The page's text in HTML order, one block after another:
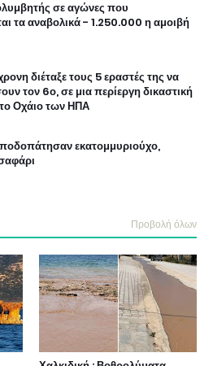
σε αγώνες που
τα αναβολικά - 1.250.000 η αμοιβή
διέταξε τους 5 εραστές της να
τον 6ο, σε μια περίεργη δικαστική
Οχάιο των ΗΠΑ
εκατομμυριούχο,
Προβολή όλων